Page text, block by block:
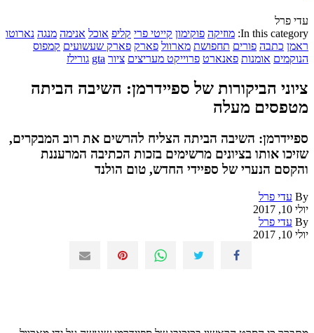
עדי פרל
In this category: מוזיקה פוקימון קייטי פרי קליפ אוכל אנימה מנגה נארוטו
ראמן כתבה פורים תחפושת מארוול פארק פארק שעשועים קמפוס
הנוקמים אומנות פאנארט פרוייקט מעריצים ציור gta גורילז
ציוני הביקורות של ספיידרמן: השיבה הביתה
מטפסים מעלה
ספיידרמן: השיבה הביתה הצליח להרשים את רוב המבקרים,
שזיכו אותו בציונים מרשימים בזכות הכתיבה המרעננת
והקסם הנערי של ספיידי החדש, טום הולנד
By עדי פרל
יולי 10, 2017
By עדי פרל
יולי 10, 2017